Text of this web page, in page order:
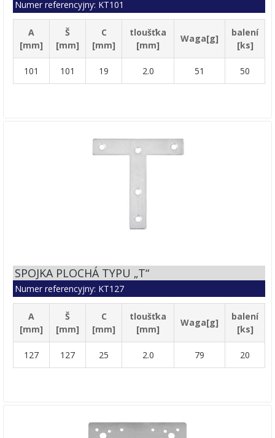
Numer referencyjny: KT101
A
[mm]
Š
[mm]
C
[mm]
tloušťka
[mm]
Waga[g]
balení
[ks]
101 101 19 2.0 51 50
SPOJKA PLOCHÁ TYPU „T“
Numer referencyjny: KT127
A
[mm]
Š
[mm]
C
[mm]
tloušťka
[mm]
Waga[g]
balení
[ks]
127 127 25 2.0 79 20